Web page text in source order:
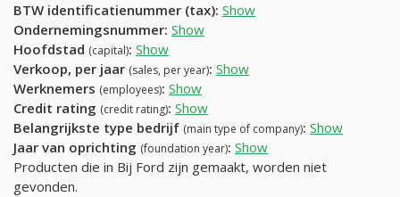
BTW identificatienummer (tax): Show
Ondernemingsnummer: Show
Hoofdstad (capital): Show
Verkoop, per jaar (sales, per year): Show
Werknemers (employees): Show
Credit rating (credit rating): Show
Belangrijkste type bedrijf (main type of company): Show
Jaar van oprichting (foundation year): Show
Producten die in Bij Ford zijn gemaakt, worden niet
gevonden.